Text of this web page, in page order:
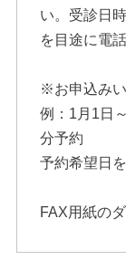
い。受診日
を目途に電
※お申込みい
例：1月1日
分予約
予約希望日
FAX用紙の